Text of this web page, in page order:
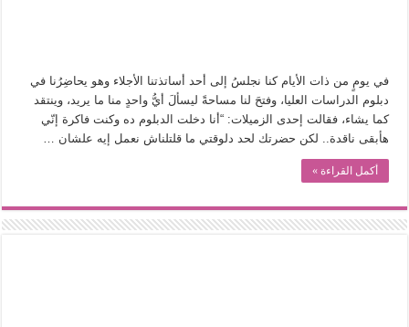
في يومٍ من ذات الأيام كنا نجلسُ إلى أحد أساتذتنا الأجلاء وهو يحاضِرُنا في
دبلوم الدراسات العليا، وفتحَ لنا مساحةً ليسألَ أيُّ واحدٍ منا ما يريد، وينتقد
كما يشاء، فقالت إحدى الزميلات: “أنا دخلت الدبلوم ده وكنت فاكرة إنّي
هأبقى ناقدة.. لكن حضرتك لحد دلوقتي ما قلتلناش نعمل إيه علشان …
أكمل القراءة »